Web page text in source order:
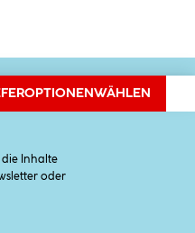
WÄHLEN
Inhalte
oder